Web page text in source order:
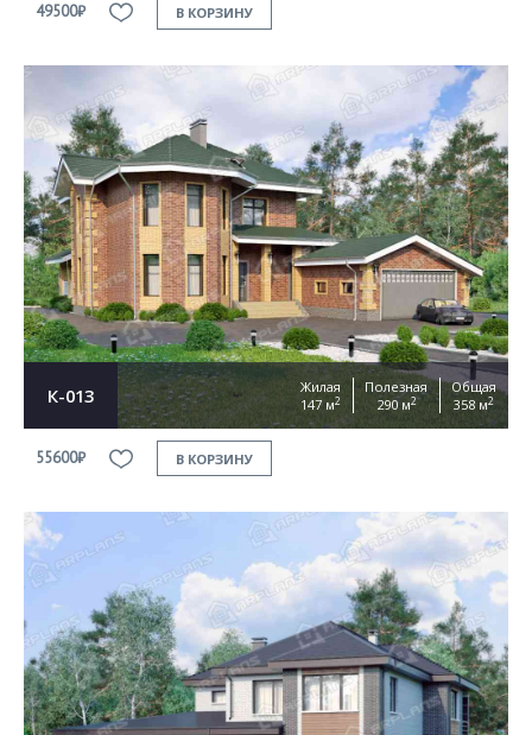
49500₽ В КОРЗИНУ
К-013
Жилая
147 м2
Полезная
290 м2
Общая
358 м2
55600₽ В КОРЗИНУ